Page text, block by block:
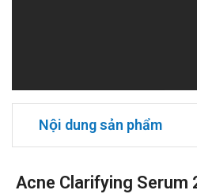
Nội dung sản phẩm
Acne Clarifying Serum